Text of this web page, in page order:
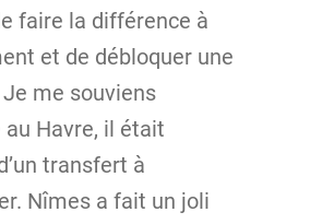
faire la différence à
et de débloquer une
me souviens
au Havre, il était
transfert à
Nîmes a fait un joli